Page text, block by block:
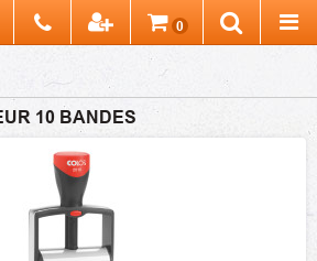
10 BANDES
0
Chercher